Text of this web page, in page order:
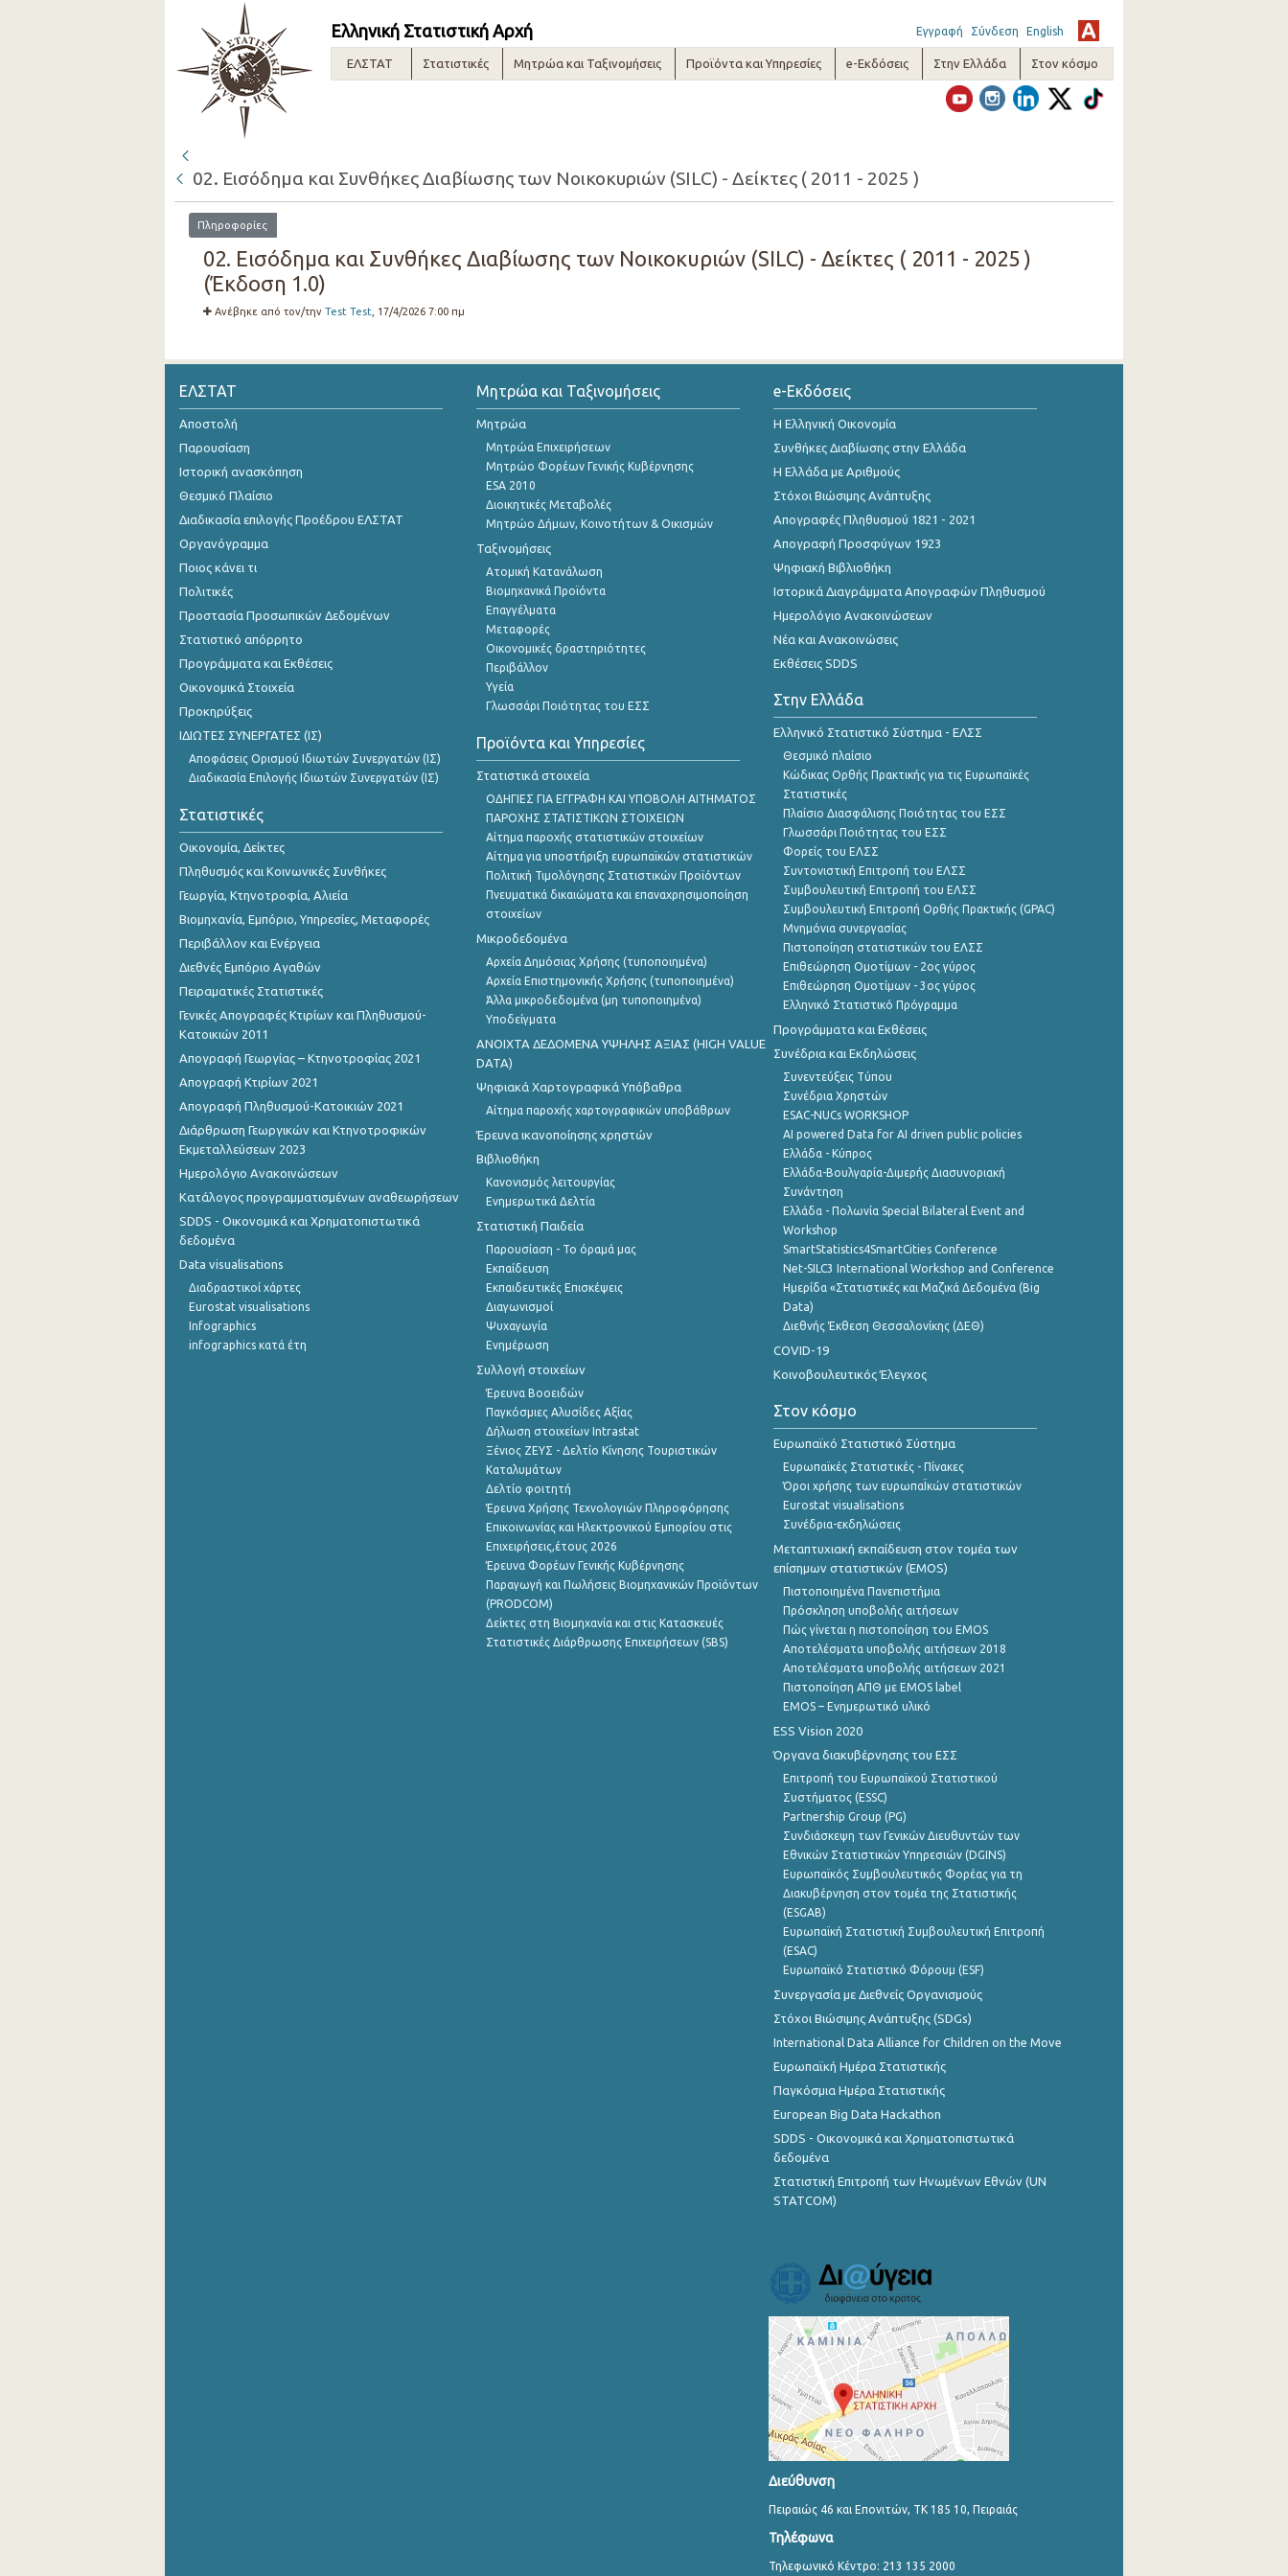
Ελληνική Στατιστική Αρχή Εγγραφή Σύνδεση English
ΕΛΣΤΑΤ Στατιστικές Μητρώα και Ταξινομήσεις Προϊόντα και Υπηρεσίες e-Εκδόσεις Στην Ελλάδα Στον κόσμο
02. Εισόδημα και Συνθήκες Διαβίωσης των Νοικοκυριών (SILC) - Δείκτες ( 2011 - 2025 )
Πληροφορίες
02. Εισόδημα και Συνθήκες Διαβίωσης των Νοικοκυριών (SILC) - Δείκτες ( 2011 - 2025 )
(Έκδοση 1.0)
Ανέβηκε από τον/την Test Test , 17/4/2026 7:00 πμ
ΕΛΣΤΑΤ
Αποστολή
Παρουσίαση
Ιστορική ανασκόπηση
Θεσμικό Πλαίσιο
Διαδικασία επιλογής Προέδρου ΕΛΣΤΑΤ
Οργανόγραμμα
Ποιος κάνει τι
Πολιτικές
Προστασία Προσωπικών Δεδομένων
Στατιστικό απόρρητο
Προγράμματα και Εκθέσεις
Οικονομικά Στοιχεία
Προκηρύξεις
ΙΔΙΩΤΕΣ ΣΥΝΕΡΓΑΤΕΣ (ΙΣ)
Αποφάσεις Ορισμού Ιδιωτών Συνεργατών (ΙΣ)
Διαδικασία Επιλογής Ιδιωτών Συνεργατών (ΙΣ)
Στατιστικές
Οικονομία, Δείκτες
Πληθυσμός και Κοινωνικές Συνθήκες
Γεωργία, Κτηνοτροφία, Αλιεία
Βιομηχανία, Εμπόριο, Υπηρεσίες, Μεταφορές
Περιβάλλον και Ενέργεια
Διεθνές Εμπόριο Αγαθών
Πειραματικές Στατιστικές
Γενικές Απογραφές Κτιρίων και Πληθυσμού-
Κατοικιών 2011
Απογραφή Γεωργίας – Κτηνοτροφίας 2021
Απογραφή Κτιρίων 2021
Απογραφή Πληθυσμού-Κατοικιών 2021
Διάρθρωση Γεωργικών και Κτηνοτροφικών
Εκμεταλλεύσεων 2023
Ημερολόγιο Ανακοινώσεων
Κατάλογος προγραμματισμένων αναθεωρήσεων
SDDS - Οικονομικά και Χρηματοπιστωτικά
δεδομένα
Data visualisations
Διαδραστικοί χάρτες
Eurostat visualisations
Infographics
infographics κατά έτη
Μητρώα και Ταξινομήσεις
Μητρώα
Μητρώα Επιχειρήσεων
Μητρώο Φορέων Γενικής Κυβέρνησης
ESA 2010
Διοικητικές Μεταβολές
Μητρώο Δήμων, Κοινοτήτων & Οικισμών
Ταξινομήσεις
Ατομική Κατανάλωση
Βιομηχανικά Προϊόντα
Επαγγέλματα
Μεταφορές
Οικονομικές δραστηριότητες
Περιβάλλον
Υγεία
Γλωσσάρι Ποιότητας του ΕΣΣ
Προϊόντα και Υπηρεσίες
Στατιστικά στοιχεία
ΟΔΗΓΙΕΣ ΓΙΑ ΕΓΓΡΑΦΗ ΚΑΙ ΥΠΟΒΟΛΗ ΑΙΤΗΜΑΤΟΣ
ΠΑΡΟΧΗΣ ΣΤΑΤΙΣΤΙΚΩΝ ΣΤΟΙΧΕΙΩΝ
Αίτημα παροχής στατιστικών στοιχείων
Αίτημα για υποστήριξη ευρωπαϊκών στατιστικών
Πολιτική Τιμολόγησης Στατιστικών Προϊόντων
Πνευματικά δικαιώματα και επαναχρησιμοποίηση
στοιχείων
Μικροδεδομένα
Αρχεία Δημόσιας Χρήσης (τυποποιημένα)
Αρχεία Επιστημονικής Χρήσης (τυποποιημένα)
Άλλα μικροδεδομένα (μη τυποποιημένα)
Υποδείγματα
ANOIXTA ΔΕΔΟΜΕΝΑ ΥΨΗΛΗΣ ΑΞΙΑΣ (HIGH VALUE
DATA)
Ψηφιακά Χαρτογραφικά Υπόβαθρα
Αίτημα παροχής χαρτογραφικών υποβάθρων
Έρευνα ικανοποίησης χρηστών
Βιβλιοθήκη
Κανονισμός λειτουργίας
Ενημερωτικά Δελτία
Στατιστική Παιδεία
Παρουσίαση - Το όραμά μας
Εκπαίδευση
Εκπαιδευτικές Επισκέψεις
Διαγωνισμοί
Ψυχαγωγία
Ενημέρωση
Συλλογή στοιχείων
Έρευνα Βοοειδών
Παγκόσμιες Αλυσίδες Αξίας
Δήλωση στοιχείων Intrastat
Ξένιος ΖΕΥΣ - Δελτίο Κίνησης Τουριστικών
Καταλυμάτων
Δελτίο φοιτητή
Έρευνα Χρήσης Τεχνολογιών Πληροφόρησης
Επικοινωνίας και Ηλεκτρονικού Εμπορίου στις
Επιχειρήσεις,έτους 2026
Έρευνα Φορέων Γενικής Κυβέρνησης
Παραγωγή και Πωλήσεις Βιομηχανικών Προϊόντων
(PRODCOM)
Δείκτες στη Βιομηχανία και στις Κατασκευές
Στατιστικές Διάρθρωσης Επιχειρήσεων (SBS)
e-Εκδόσεις
Η Ελληνική Οικονομία
Συνθήκες Διαβίωσης στην Ελλάδα
Η Ελλάδα με Αριθμούς
Στόχοι Βιώσιμης Ανάπτυξης
Απογραφές Πληθυσμού 1821 - 2021
Απογραφή Προσφύγων 1923
Ψηφιακή Βιβλιοθήκη
Ιστορικά Διαγράμματα Απογραφών Πληθυσμού
Ημερολόγιο Ανακοινώσεων
Νέα και Ανακοινώσεις
Εκθέσεις SDDS
Στην Ελλάδα
Ελληνικό Στατιστικό Σύστημα - ΕΛΣΣ
Θεσμικό πλαίσιο
Κώδικας Ορθής Πρακτικής για τις Ευρωπαϊκές
Στατιστικές
Πλαίσιο Διασφάλισης Ποιότητας του ΕΣΣ
Γλωσσάρι Ποιότητας του ΕΣΣ
Φορείς του ΕΛΣΣ
Συντονιστική Επιτροπή του ΕΛΣΣ
Συμβουλευτική Επιτροπή του ΕΛΣΣ
Συμβουλευτική Επιτροπή Ορθής Πρακτικής (GPAC)
Μνημόνια συνεργασίας
Πιστοποίηση στατιστικών του ΕΛΣΣ
Επιθεώρηση Ομοτίμων - 2ος γύρος
Επιθεώρηση Ομοτίμων - 3ος γύρος
Ελληνικό Στατιστικό Πρόγραμμα
Προγράμματα και Εκθέσεις
Συνέδρια και Εκδηλώσεις
Συνεντεύξεις Τύπου
Συνέδρια Χρηστών
ESAC-NUCs WORKSHOP
AI powered Data for AI driven public policies
Ελλάδα - Κύπρος
Ελλάδα-Βουλγαρία-Διμερής Διασυνοριακή
Συνάντηση
Ελλάδα - Πολωνία Special Bilateral Event and
Workshop
SmartStatistics4SmartCities Conference
Net-SILC3 International Workshop and Conference
Ημερίδα «Στατιστικές και Μαζικά Δεδομένα (Big
Data)
Διεθνής Έκθεση Θεσσαλονίκης (ΔΕΘ)
COVID-19
Κοινοβουλευτικός Έλεγχος
Στον κόσμο
Ευρωπαϊκό Στατιστικό Σύστημα
Ευρωπαϊκές Στατιστικές - Πίνακες
Όροι χρήσης των ευρωπαΪκών στατιστικών
Eurostat visualisations
Συνέδρια-εκδηλώσεις
Μεταπτυχιακή εκπαίδευση στον τομέα των
επίσημων στατιστικών (EMOS)
Πιστοποιημένα Πανεπιστήμια
Πρόσκληση υποβολής αιτήσεων
Πώς γίνεται η πιστοποίηση του EMOS
Αποτελέσματα υποβολής αιτήσεων 2018
Αποτελέσματα υποβολής αιτήσεων 2021
Πιστοποίηση ΑΠΘ με EMOS label
EMOS – Ενημερωτικό υλικό
ESS Vision 2020
Όργανα διακυβέρνησης του ΕΣΣ
Επιτροπή του Ευρωπαϊκού Στατιστικού
Συστήματος (ESSC)
Partnership Group (PG)
Συνδιάσκεψη των Γενικών Διευθυντών των
Εθνικών Στατιστικών Υπηρεσιών (DGINS)
Ευρωπαϊκός Συμβουλευτικός Φορέας για τη
Διακυβέρνηση στον τομέα της Στατιστικής
(ESGAB)
Ευρωπαϊκή Στατιστική Συμβουλευτική Επιτροπή
(ESAC)
Ευρωπαϊκό Στατιστικό Φόρουμ (ESF)
Συνεργασία με Διεθνείς Οργανισμούς
Στόχοι Βιώσιμης Ανάπτυξης (SDGs)
International Data Alliance for Children on the Move
Ευρωπαϊκή Ημέρα Στατιστικής
Παγκόσμια Ημέρα Στατιστικής
European Big Data Hackathon
SDDS - Οικονομικά και Χρηματοπιστωτικά
δεδομένα
Στατιστική Επιτροπή των Ηνωμένων Εθνών (UN
STATCOM)
Διεύθυνση
Πειραιώς 46 και Επονιτών, ΤΚ 185 10, Πειραιάς
Τηλέφωνα
Τηλεφωνικό Κέντρο: 213 135 2000